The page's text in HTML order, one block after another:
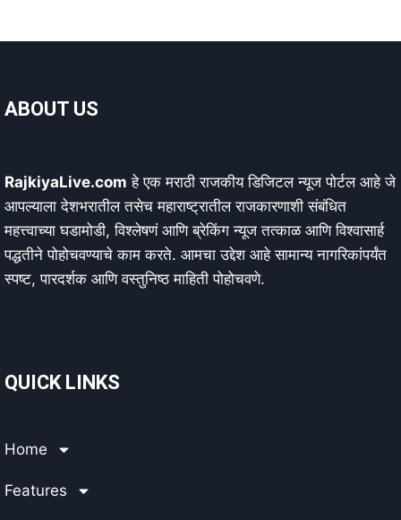
ABOUT US
RajkiyaLive.com हे एक मराठी राजकीय डिजिटल न्यूज पोर्टल आहे जे
आपल्याला देशभरातील तसेच महाराष्ट्रातील राजकारणाशी संबंधित
महत्त्वाच्या घडामोडी, विश्लेषणं आणि ब्रेकिंग न्यूज तत्काळ आणि विश्वासार्ह
पद्धतीने पोहोचवण्याचे काम करते. आमचा उद्देश आहे सामान्य नागरिकांपर्यंत
स्पष्ट, पारदर्शक आणि वस्तुनिष्ठ माहिती पोहोचवणे.
QUICK LINKS
Home
Features